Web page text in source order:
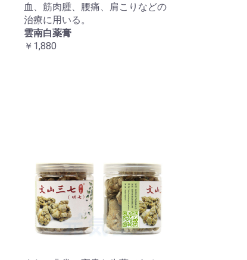
血、筋肉腫、腰痛、肩こりなどの
治療に用いる。
雲南白薬膏
￥1,880